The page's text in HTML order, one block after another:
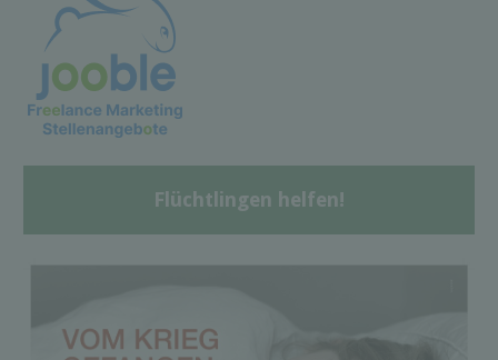
Flüchtlingen helfen!